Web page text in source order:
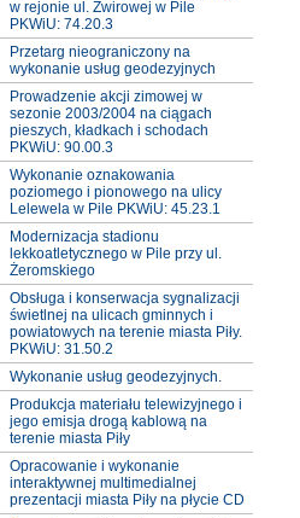
w rejonie ul. Żwirowej w Pile
PKWiU: 74.20.3
Przetarg nieograniczony na
wykonanie usług geodezyjnych
Prowadzenie akcji zimowej w
sezonie 2003/2004 na ciągach
pieszych, kładkach i schodach
PKWiU: 90.00.3
Wykonanie oznakowania
poziomego i pionowego na ulicy
Lelewela w Pile PKWiU: 45.23.1
Modernizacja stadionu
lekkoatletycznego w Pile przy ul.
Żeromskiego
Obsługa i konserwacja sygnalizacji
świetlnej na ulicach gminnych i
powiatowych na terenie miasta Piły.
PKWiU: 31.50.2
Wykonanie usług geodezyjnych.
Produkcja materiału telewizyjnego i
jego emisja drogą kablową na
terenie miasta Piły
Opracowanie i wykonanie
interaktywnej multimedialnej
prezentacji miasta Piły na płycie CD